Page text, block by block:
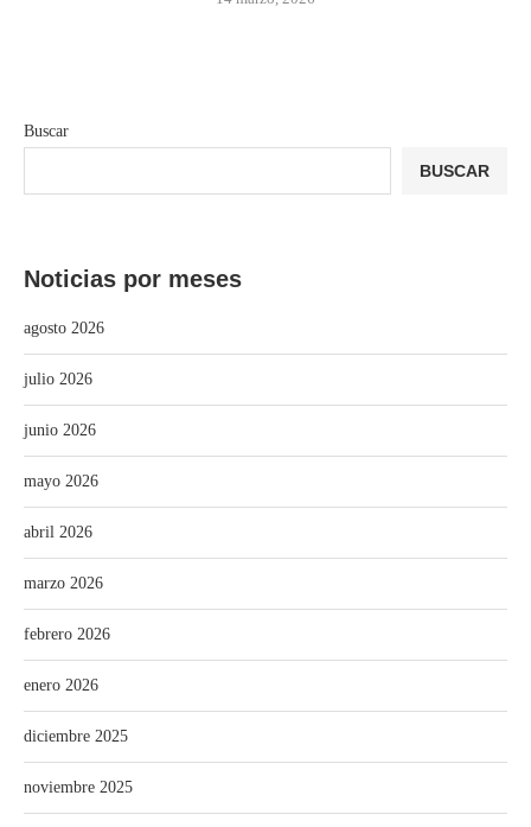
Buscar
BUSCAR
Noticias por meses
agosto 2026
julio 2026
junio 2026
mayo 2026
abril 2026
marzo 2026
febrero 2026
enero 2026
diciembre 2025
noviembre 2025